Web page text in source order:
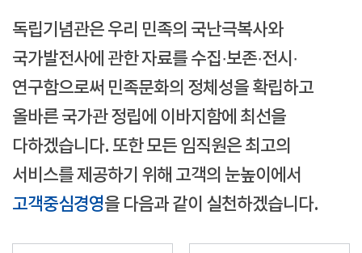
독립기념관은 우리 민족의 국난극복사와
국가발전사에 관한 자료를 수집·보존·전시·
연구함으로써 민족문화의 정체성을 확립하고
올바른 국가관 정립에 이바지함에 최선을
다하겠습니다. 또한 모든 임직원은 최고의
서비스를 제공하기 위해 고객의 눈높이에서
고객중심경영을 다음과 같이 실천하겠습니다.